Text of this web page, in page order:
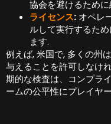
協会を避けるため
ライセンス: オペレ
ルして実行するた
ます.
例えば, 米国で, 多くの州
与えることを許可しなけ
期的な検査は、コンプラ
ームの公平性にプレイヤ